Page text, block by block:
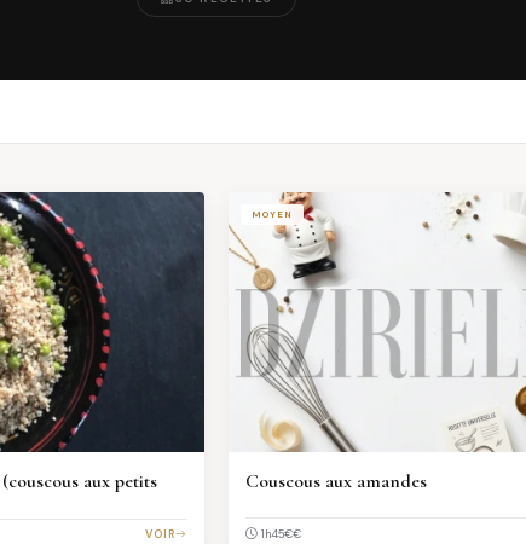
aux petits
VOIR
MOYEN
Couscous aux amandes
1h45€€